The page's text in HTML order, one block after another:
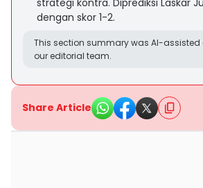
strategi kontra. Diprediksi Laskar
dengan skor 1-2.
This section summary was AI-assisted
our editorial team.
Share Article